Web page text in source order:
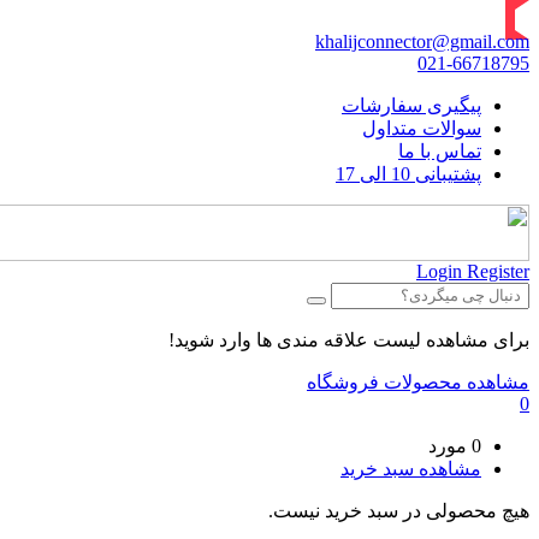
khalijconnector@gmail.com
021-66718795
پیگیری سفارشات
سوالات متداول
تماس با ما
پشتیبانی 10 الی 17
Login Register
برای مشاهده لیست علاقه مندی ها وارد شوید!
مشاهده محصولات فروشگاه
0
0 مورد
مشاهده سبد خرید
هیچ محصولی در سبد خرید نیست.